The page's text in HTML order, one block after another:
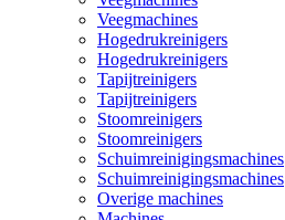
Veegmachines
Hogedrukreinigers
Hogedrukreinigers
Tapijtreinigers
Tapijtreinigers
Stoomreinigers
Stoomreinigers
Schuimreinigingsmachines
Schuimreinigingsmachines
Overige machines